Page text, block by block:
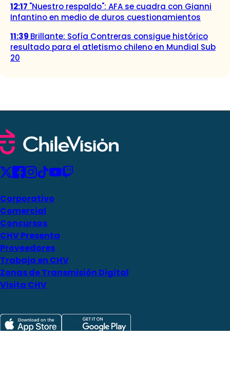
12:17 "Nuestro respaldo": AFA se cuadra con Gianni
Infantino en medio de duros cuestionamientos
11:39 Brillante: Sofía Contreras consigue histórico
resultado para el atletismo chileno en Mundial Sub
20
Corporativo
Comercial
Concursos
CHV Presenta
Proveedores
Trabaja en CHV
Zonas de Transmisión Digital
Visita CHV